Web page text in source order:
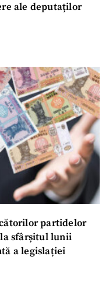
ZdG
русском
ale deputaților
partidelor
sfârșitul lunii
a legislației